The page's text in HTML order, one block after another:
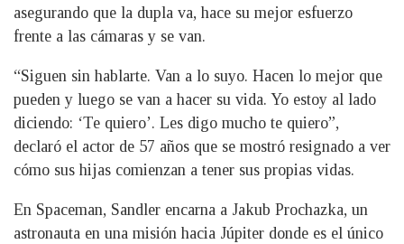
asegurando que la dupla va, hace su mejor esfuerzo
frente a las cámaras y se van.
“Siguen sin hablarte. Van a lo suyo. Hacen lo mejor que
pueden y luego se van a hacer su vida. Yo estoy al lado
diciendo: ‘Te quiero’. Les digo mucho te quiero”,
declaró el actor de 57 años que se mostró resignado a ver
cómo sus hijas comienzan a tener sus propias vidas.
En Spaceman, Sandler encarna a Jakub Prochazka, un
astronauta en una misión hacia Júpiter donde es el único